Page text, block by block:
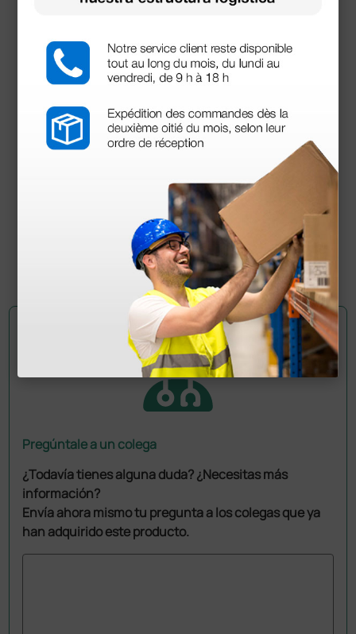
Documentos
Manual de usuario
Pregúntale a un colega
¿Todavía tienes alguna duda? ¿Necesitas más
información?
Envía ahora mismo tu pregunta a los colegas que ya
han adquirido este producto.